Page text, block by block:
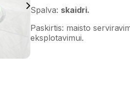
Spalva: skaidri.
Paskirtis: maisto
eksplotavimui.